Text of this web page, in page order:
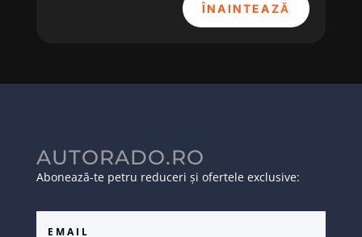
ÎNAINTEAZĂ
AUTORADO.RO
Abonează-te petru reduceri și ofertele exclusive: